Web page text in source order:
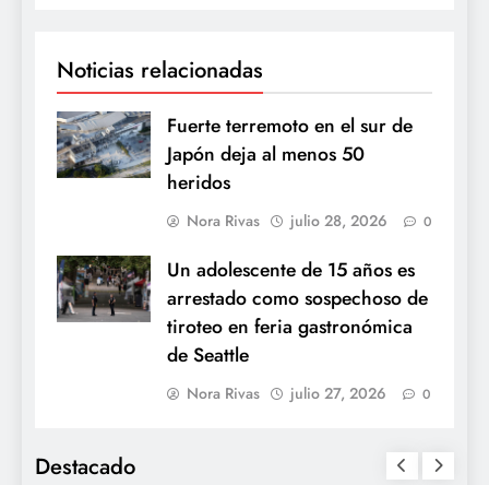
Noticias relacionadas
Fuerte terremoto en el sur de
Japón deja al menos 50
heridos
Nora Rivas julio 28, 2026 0
Un adolescente de 15 años es
arrestado como sospechoso de
tiroteo en feria gastronómica
de Seattle
Nora Rivas julio 27, 2026 0
Destacado